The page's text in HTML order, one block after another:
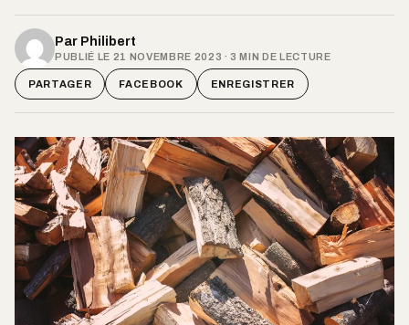
Par Philibert
PUBLIÉ LE 21 NOVEMBRE 2023 · 3 MIN DE LECTURE
PARTAGER FACEBOOK ENREGISTRER